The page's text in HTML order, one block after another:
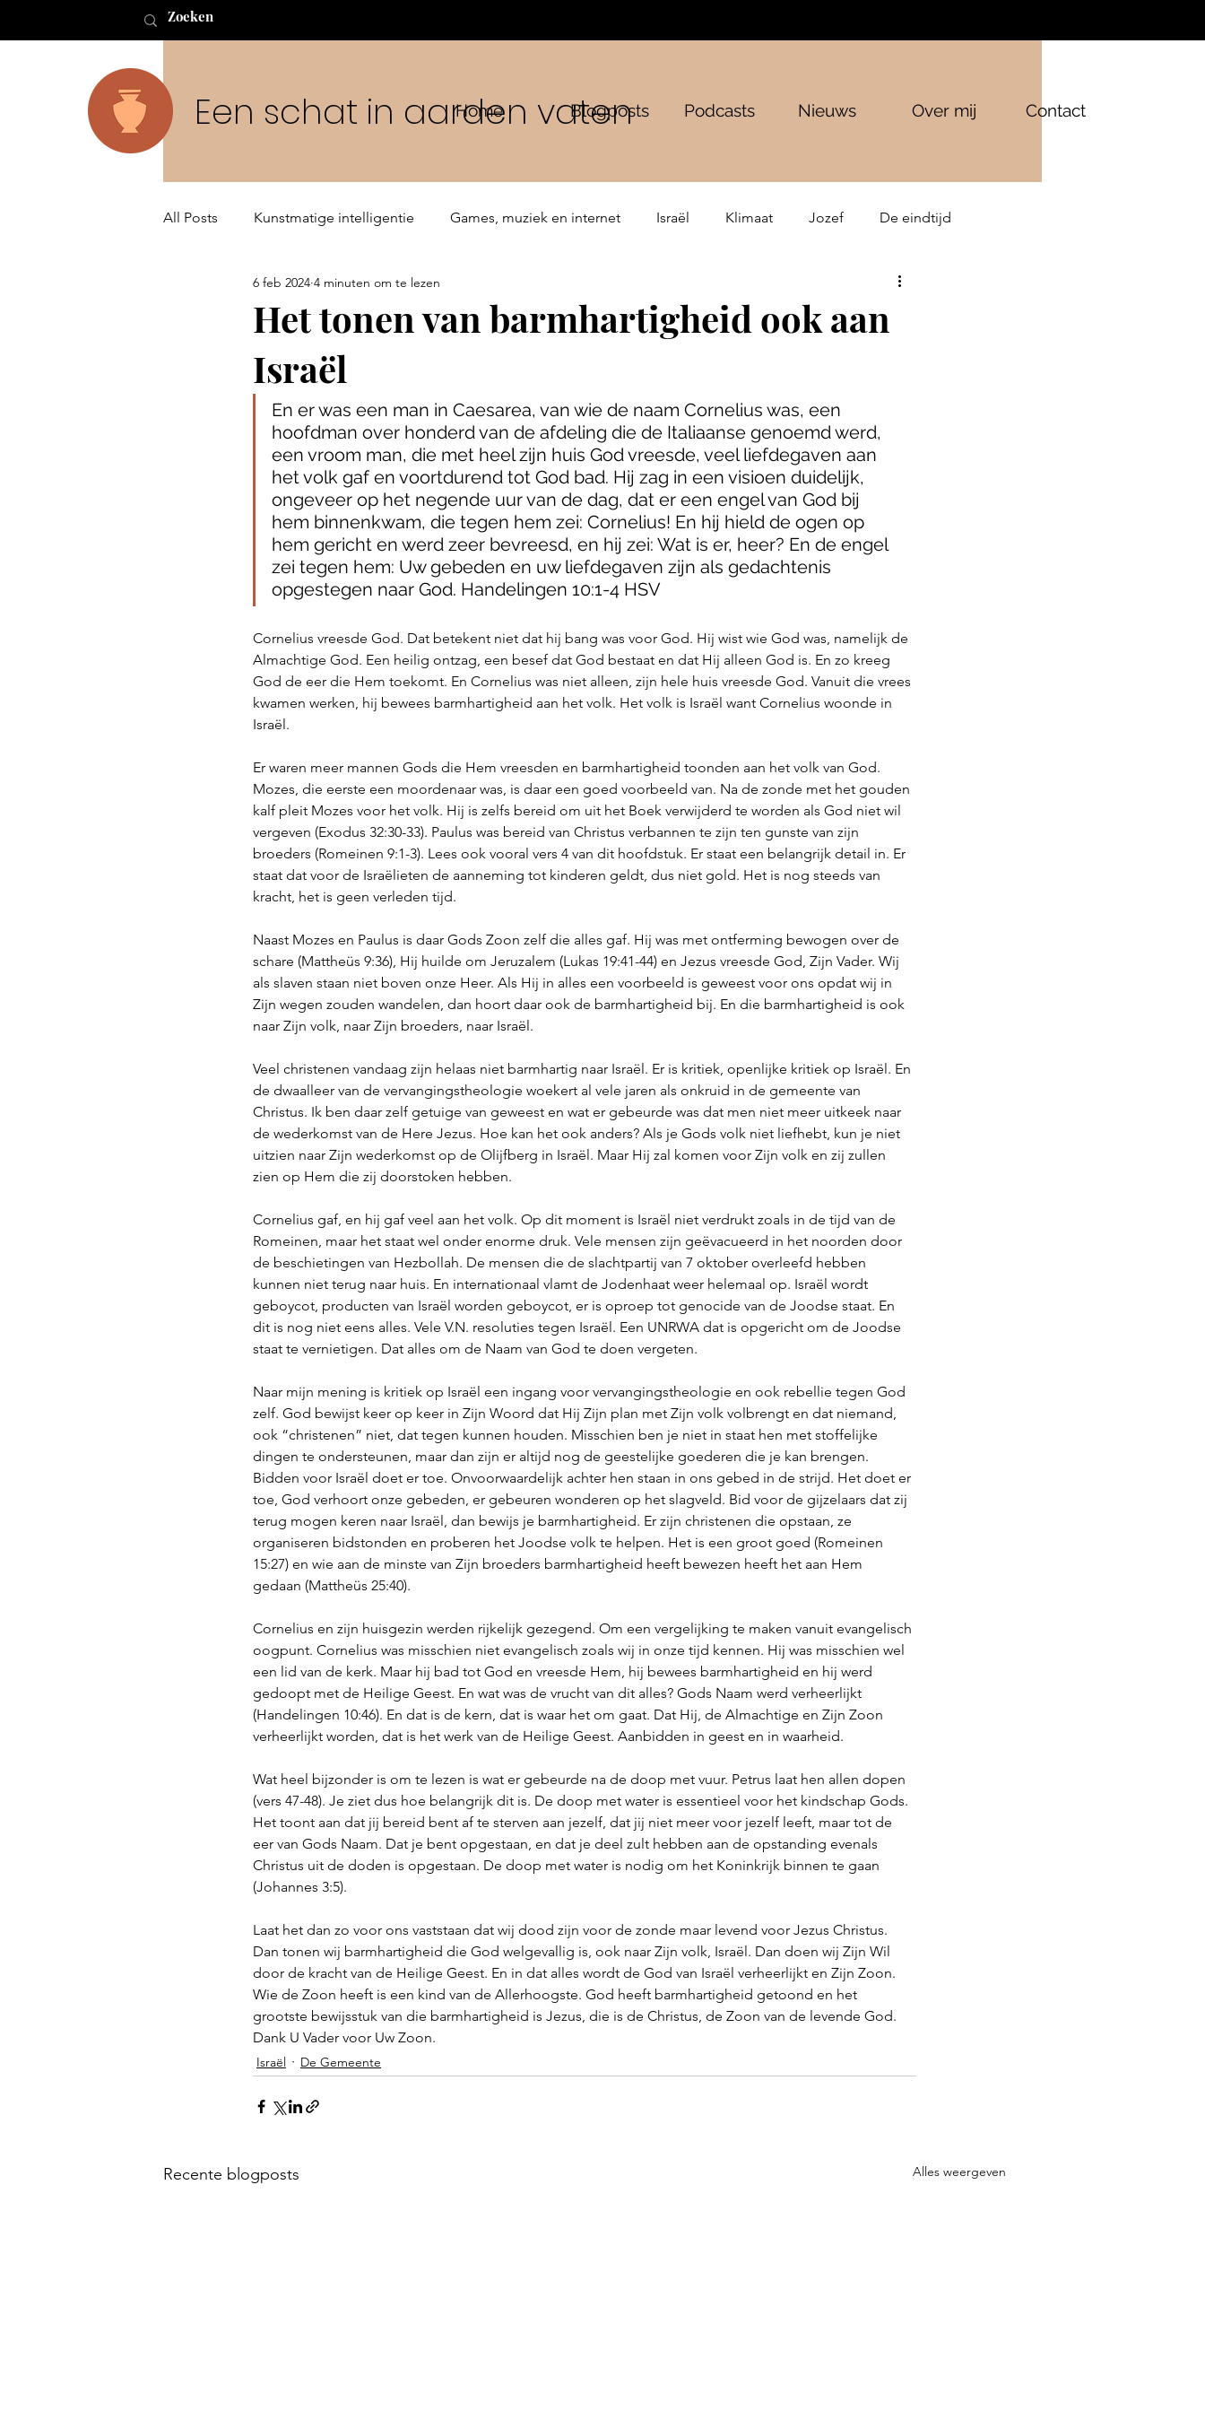
Een schat in aarden vaten
Home Blogposts Podcasts Nieuws Over mij Contact
All Posts Kunstmatige intelligentie Games, muziek en internet Israël Klimaat Jozef De eindtijd
Buitenaards leven en de Schepping
Het tonen van barmhartigheid ook aan
Israël
6 feb 2024 4 minuten om te lezen
En er was een man in Caesarea, van wie de naam Cornelius was, een
hoofdman over honderd van de afdeling die de Italiaanse genoemd werd,
een vroom man, die met heel zijn huis God vreesde, veel liefdegaven aan
het volk gaf en voortdurend tot God bad. Hij zag in een visioen duidelijk,
ongeveer op het negende uur van de dag, dat er een engel van God bij
hem binnenkwam, die tegen hem zei: Cornelius! En hij hield de ogen op
hem gericht en werd zeer bevreesd, en hij zei: Wat is er, heer? En de engel
zei tegen hem: Uw gebeden en uw liefdegaven zijn als gedachtenis
opgestegen naar God. Handelingen 10:1-4 HSV
Cornelius vreesde God. Dat betekent niet dat hij bang was voor God. Hij wist wie God was, namelijk de
Almachtige God. Een heilig ontzag, een besef dat God bestaat en dat Hij alleen God is. En zo kreeg
God de eer die Hem toekomt. En Cornelius was niet alleen, zijn hele huis vreesde God. Vanuit die vrees
kwamen werken, hij bewees barmhartigheid aan het volk. Het volk is Israël want Cornelius woonde in
Israël.
Er waren meer mannen Gods die Hem vreesden en barmhartigheid toonden aan het volk van God.
Mozes, die eerste een moordenaar was, is daar een goed voorbeeld van. Na de zonde met het gouden
kalf pleit Mozes voor het volk. Hij is zelfs bereid om uit het Boek verwijderd te worden als God niet wil
vergeven (Exodus 32:30-33). Paulus was bereid van Christus verbannen te zijn ten gunste van zijn
broeders (Romeinen 9:1-3). Lees ook vooral vers 4 van dit hoofdstuk. Er staat een belangrijk detail in. Er
staat dat voor de Israëlieten de aanneming tot kinderen geldt, dus niet gold. Het is nog steeds van
kracht, het is geen verleden tijd.
Naast Mozes en Paulus is daar Gods Zoon zelf die alles gaf. Hij was met ontferming bewogen over de
schare (Mattheüs 9:36), Hij huilde om Jeruzalem (Lukas 19:41-44) en Jezus vreesde God, Zijn Vader. Wij
als slaven staan niet boven onze Heer. Als Hij in alles een voorbeeld is geweest voor ons opdat wij in
Zijn wegen zouden wandelen, dan hoort daar ook de barmhartigheid bij. En die barmhartigheid is ook
naar Zijn volk, naar Zijn broeders, naar Israël.
Veel christenen vandaag zijn helaas niet barmhartig naar Israël. Er is kritiek, openlijke kritiek op Israël. En
de dwaalleer van de vervangingstheologie woekert al vele jaren als onkruid in de gemeente van
Christus. Ik ben daar zelf getuige van geweest en wat er gebeurde was dat men niet meer uitkeek naar
de wederkomst van de Here Jezus. Hoe kan het ook anders? Als je Gods volk niet liefhebt, kun je niet
uitzien naar Zijn wederkomst op de Olijfberg in Israël. Maar Hij zal komen voor Zijn volk en zij zullen
zien op Hem die zij doorstoken hebben.
Cornelius gaf, en hij gaf veel aan het volk. Op dit moment is Israël niet verdrukt zoals in de tijd van de
Romeinen, maar het staat wel onder enorme druk. Vele mensen zijn geëvacueerd in het noorden door
de beschietingen van Hezbollah. De mensen die de slachtpartij van 7 oktober overleefd hebben
kunnen niet terug naar huis. En internationaal vlamt de Jodenhaat weer helemaal op. Israël wordt
geboycot, producten van Israël worden geboycot, er is oproep tot genocide van de Joodse staat. En
dit is nog niet eens alles. Vele V.N. resoluties tegen Israël. Een UNRWA dat is opgericht om de Joodse
staat te vernietigen. Dat alles om de Naam van God te doen vergeten.
Naar mijn mening is kritiek op Israël een ingang voor vervangingstheologie en ook rebellie tegen God
zelf. God bewijst keer op keer in Zijn Woord dat Hij Zijn plan met Zijn volk volbrengt en dat niemand,
ook “christenen” niet, dat tegen kunnen houden. Misschien ben je niet in staat hen met stoffelijke
dingen te ondersteunen, maar dan zijn er altijd nog de geestelijke goederen die je kan brengen.
Bidden voor Israël doet er toe. Onvoorwaardelijk achter hen staan in ons gebed in de strijd. Het doet er
toe, God verhoort onze gebeden, er gebeuren wonderen op het slagveld. Bid voor de gijzelaars dat zij
terug mogen keren naar Israël, dan bewijs je barmhartigheid. Er zijn christenen die opstaan, ze
organiseren bidstonden en proberen het Joodse volk te helpen. Het is een groot goed (Romeinen
15:27) en wie aan de minste van Zijn broeders barmhartigheid heeft bewezen heeft het aan Hem
gedaan (Mattheüs 25:40).
Cornelius en zijn huisgezin werden rijkelijk gezegend. Om een vergelijking te maken vanuit evangelisch
oogpunt. Cornelius was misschien niet evangelisch zoals wij in onze tijd kennen. Hij was misschien wel
een lid van de kerk. Maar hij bad tot God en vreesde Hem, hij bewees barmhartigheid en hij werd
gedoopt met de Heilige Geest. En wat was de vrucht van dit alles? Gods Naam werd verheerlijkt
(Handelingen 10:46). En dat is de kern, dat is waar het om gaat. Dat Hij, de Almachtige en Zijn Zoon
verheerlijkt worden, dat is het werk van de Heilige Geest. Aanbidden in geest en in waarheid.
Wat heel bijzonder is om te lezen is wat er gebeurde na de doop met vuur. Petrus laat hen allen dopen
(vers 47-48). Je ziet dus hoe belangrijk dit is. De doop met water is essentieel voor het kindschap Gods.
Het toont aan dat jij bereid bent af te sterven aan jezelf, dat jij niet meer voor jezelf leeft, maar tot de
eer van Gods Naam. Dat je bent opgestaan, en dat je deel zult hebben aan de opstanding evenals
Christus uit de doden is opgestaan. De doop met water is nodig om het Koninkrijk binnen te gaan
(Johannes 3:5).
Laat het dan zo voor ons vaststaan dat wij dood zijn voor de zonde maar levend voor Jezus Christus.
Dan tonen wij barmhartigheid die God welgevallig is, ook naar Zijn volk, Israël. Dan doen wij Zijn Wil
door de kracht van de Heilige Geest. En in dat alles wordt de God van Israël verheerlijkt en Zijn Zoon.
Wie de Zoon heeft is een kind van de Allerhoogste. God heeft barmhartigheid getoond en het
grootste bewijsstuk van die barmhartigheid is Jezus, die is de Christus, de Zoon van de levende God.
Dank U Vader voor Uw Zoon.
Israël De Gemeente
Recente blogposts Alles weergeven